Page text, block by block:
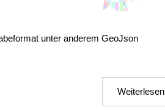
unter anderem GeoJson
Weiterlesen